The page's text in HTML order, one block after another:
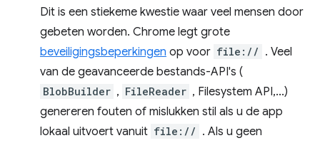
Dit is een stiekeme kwestie waar veel mensen door
gebeten worden. Chrome legt grote
beveiligingsbeperkingen op voor file:// . Veel
van de geavanceerde bestands-API's (
BlobBuilder , FileReader , Filesystem API,...)
genereren fouten of mislukken stil als u de app
lokaal uitvoert vanuit file:// . Als u geen